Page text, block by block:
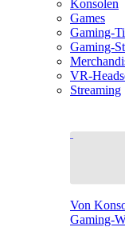
Konsolen
Games
Gaming-
Gaming-
VR-
Streaming
Von
Gaming-